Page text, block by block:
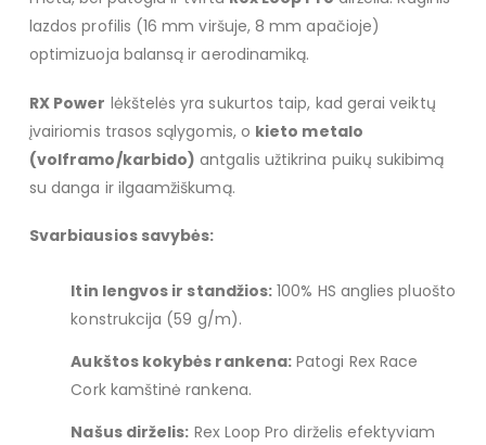
lazdos profilis (16 mm viršuje, 8 mm apačioje)
optimizuoja balansą ir aerodinamiką.
RX Power lėkštelės yra sukurtos taip, kad gerai veiktų
įvairiomis trasos sąlygomis, o kieto metalo
(volframo/karbido) antgalis užtikrina puikų sukibimą
su danga ir ilgaamžiškumą.
Svarbiausios savybės:
Itin lengvos ir standžios: 100% HS anglies pluošto
konstrukcija (59 g/m).
Aukštos kokybės rankena: Patogi Rex Race
Cork kamštinė rankena.
Našus dirželis: Rex Loop Pro dirželis efektyviam